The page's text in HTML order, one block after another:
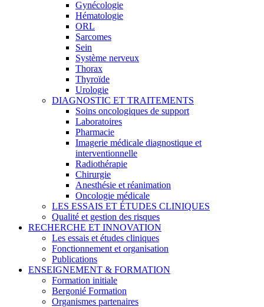
Gynécologie
Hématologie
ORL
Sarcomes
Sein
Système nerveux
Thorax
Thyroïde
Urologie
DIAGNOSTIC ET TRAITEMENTS
Soins oncologiques de support
Laboratoires
Pharmacie
Imagerie médicale diagnostique et
interventionnelle
Radiothérapie
Chirurgie
Anesthésie et réanimation
Oncologie médicale
LES ESSAIS ET ÉTUDES CLINIQUES
Qualité et gestion des risques
RECHERCHE ET INNOVATION
Les essais et études cliniques
Fonctionnement et organisation
Publications
ENSEIGNEMENT & FORMATION
Formation initiale
Bergonié Formation
Organismes partenaires